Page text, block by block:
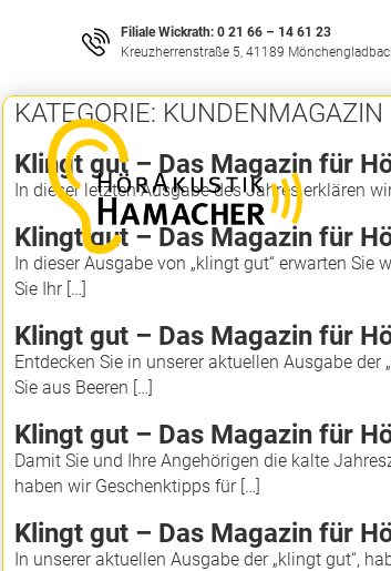
Filiale Wickrath: 0 21 66 – 14 61 23
Kreuzherrenstraße 5, 41189
KATEGORIE: KUNDENMAGAZIN
Klingt gut – Das Magazin für
In dieser letzten Ausgabe des Jahres erklären
Klingt gut – Das Magazin für
In dieser Ausgabe von „klingt gut“ erwarten
Sie Ihr […]
Klingt gut – Das Magazin für
Entdecken Sie in unserer aktuellen Ausgabe
Sie aus Beeren […]
Klingt gut – Das Magazin für
Damit Sie und Ihre Angehörigen die kalte
haben wir Geschenktipps für […]
Klingt gut – Das Magazin für
In unserer aktuellen Ausgabe der „klingt gut“,